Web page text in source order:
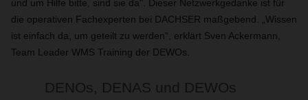
und um Hilfe bitte, sind sie da". Dieser Netzwerkgedanke ist für
die operativen Fachexperten bei DACHSER maßgebend. „Wissen
ist einfach da, um geteilt zu werden“, erklärt Sven Ackermann,
Team Leader WMS Training der DEWOs.
DENOs, DENAS und DEWOs